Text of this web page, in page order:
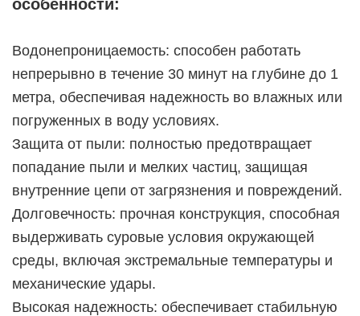
особенности:
Водонепроницаемость: способен работать
непрерывно в течение 30 минут на глубине до 1
метра, обеспечивая надежность во влажных или
погруженных в воду условиях.
Защита от пыли: полностью предотвращает
попадание пыли и мелких частиц, защищая
внутренние цепи от загрязнения и повреждений.
Долговечность: прочная конструкция, способная
выдерживать суровые условия окружающей
среды, включая экстремальные температуры и
механические удары.
Высокая надежность: обеспечивает стабильную